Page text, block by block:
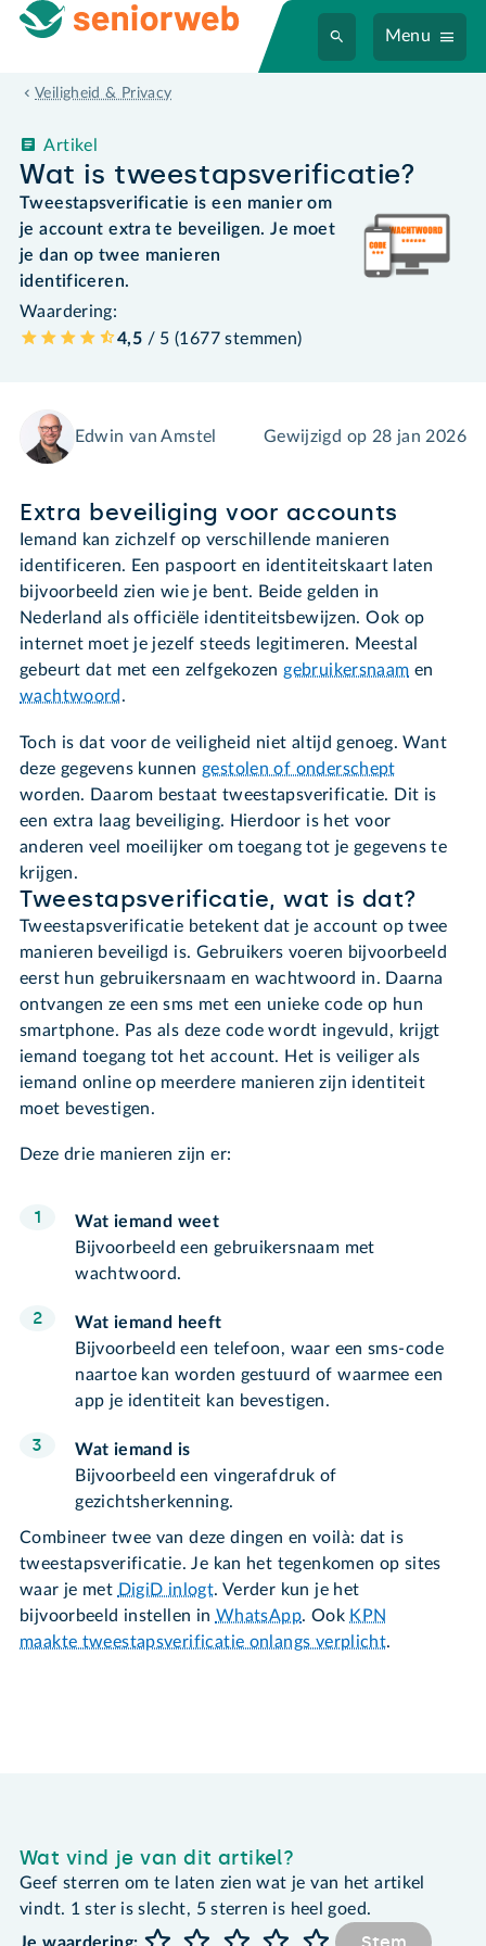
Menu
Veiligheid & Privacy
Wat is tweestapsverificatie?
Artikel
Tweestapsverificatie is een manier om
je account extra te beveiligen. Je moet
je dan op twee manieren
identificeren.
Waardering:
4,5 / 5 (1677 stemmen)
Edwin van Amstel Gewijzigd op 28 jan 2026
Extra beveiliging voor accounts
Iemand kan zichzelf op verschillende manieren
identificeren. Een paspoort en identiteitskaart laten
bijvoorbeeld zien wie je bent. Beide gelden in
Nederland als officiële identiteitsbewijzen. Ook op
internet moet je jezelf steeds legitimeren. Meestal
gebeurt dat met een zelfgekozen gebruikersnaam en
wachtwoord .
Toch is dat voor de veiligheid niet altijd genoeg. Want
deze gegevens kunnen gestolen of onderschept
worden. Daarom bestaat tweestapsverificatie. Dit is
een extra laag beveiliging. Hierdoor is het voor
anderen veel moeilijker om toegang tot je gegevens te
krijgen.
Tweestapsverificatie, wat is dat?
Tweestapsverificatie betekent dat je account op twee
manieren beveiligd is. Gebruikers voeren bijvoorbeeld
eerst hun gebruikersnaam en wachtwoord in. Daarna
ontvangen ze een sms met een unieke code op hun
smartphone. Pas als deze code wordt ingevuld, krijgt
iemand toegang tot het account. Het is veiliger als
iemand online op meerdere manieren zijn identiteit
moet bevestigen.
Deze drie manieren zijn er:
Wat iemand weet
Bijvoorbeeld een gebruikersnaam met
wachtwoord.
Wat iemand heeft
Bijvoorbeeld een telefoon, waar een sms-code
naartoe kan worden gestuurd of waarmee een
app je identiteit kan bevestigen.
Wat iemand is
Bijvoorbeeld een vingerafdruk of
gezichtsherkenning.
Combineer twee van deze dingen en voilà: dat is
tweestapsverificatie. Je kan het tegenkomen op sites
waar je met DigiD inlogt. Verder kun je het
bijvoorbeeld instellen in WhatsApp. Ook KPN
maakte tweestapsverificatie onlangs verplicht.
Wat vind je van dit artikel?
Geef sterren om te laten zien wat je van het artikel
vindt. 1 ster is slecht, 5 sterren is heel goed.